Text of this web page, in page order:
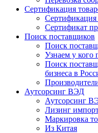
Сертификация
Сертификация
Сертификат
Поиск поставщиков
Поиск
Узнаем у кого
Поиск
бизнеса в
Аутсорсинг ВЭД
Аутсорсинг
Лизинг
Маркировка
Из Китая